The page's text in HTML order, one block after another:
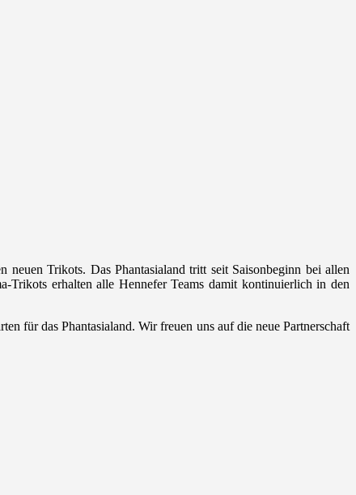
Trikots. Das Phantasialand tritt seit Saisonbeginn bei allen
Trikots erhalten alle Hennefer Teams damit kontinuierlich in den
für das Phantasialand. Wir freuen uns auf die neue Partnerschaft